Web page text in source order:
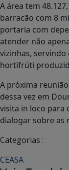
A área tem
barracão com 8
portaria com
atender não
vizinhas,
hortifrúti
A próxima
dessa vez em
visita in loco para
dialogar sobre as
Categorias :
CEASA